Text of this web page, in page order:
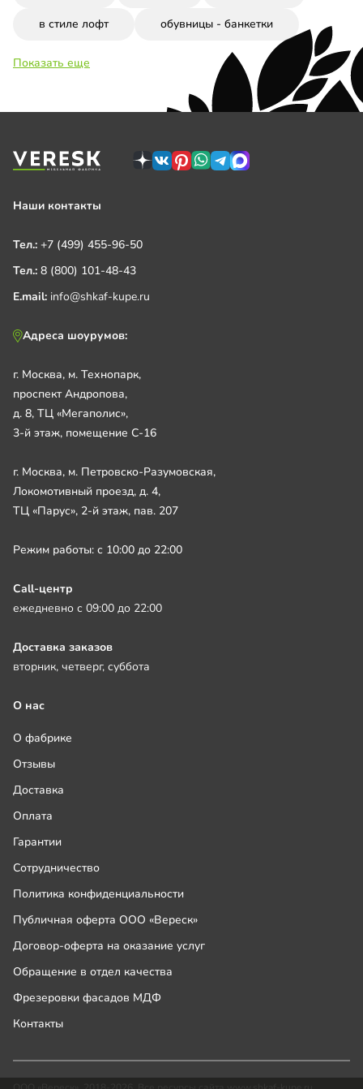
в стиле лофт обувницы - банкетки
Показать еще
Наши контакты
Тел.: +7 (499) 455-96-50
Тел.: 8 (800) 101-48-43
E.mail: info@shkaf-kupe.ru
Адреса шоурумов:
г. Москва, м. Технопарк,
проспект Андропова,
д. 8, ТЦ «Мегаполис»,
3-й этаж, помещение С-16
г. Москва, м. Петровско-Разумовская,
Локомотивный проезд, д. 4,
ТЦ «Парус», 2-й этаж, пав. 207
Режим работы: с 10:00 до 22:00
Call-центр
ежедневно с 09:00 до 22:00
Доставка заказов
вторник, четверг, суббота
О нас
О фабрике
Отзывы
Доставка
Оплата
Гарантии
Сотрудничество
Политика конфиденциальности
Публичная оферта ООО «Вереск»
Договор-оферта на оказание услуг
Обращение в отдел качества
Фрезеровки фасадов МДФ
Контакты